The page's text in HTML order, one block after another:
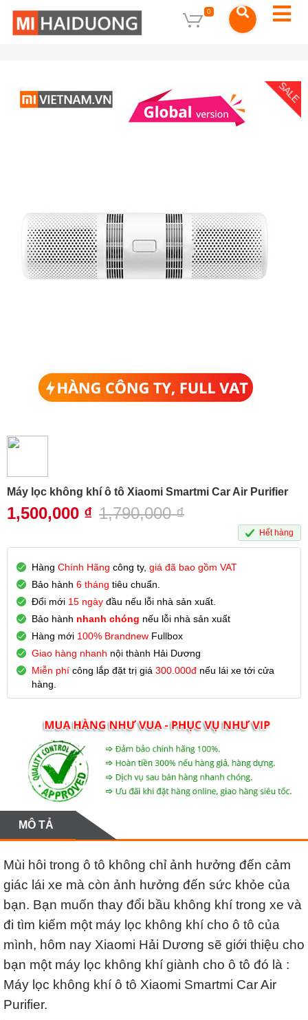
0
SALE
Máy lọc không khí ô tô Xiaomi Smartmi Car Air Purifier
1,500,000 ₫ 1,790,000₫
Hết hàng
Hàng Chính Hãng công ty, giá đã bao gồm VAT
Bảo hành 6 tháng tiêu chuẩn.
Đổi mới 15 ngày đầu nếu lỗi nhà sản xuất.
Bảo hành nhanh chóng nếu lỗi nhà sản xuất
Hàng mới 100% Brandnew Fullbox
Giao hàng nhanh nội thành Hải Dương
Miễn phí công lắp đặt trị giá 300.000đ nếu lái xe tới cửa
hàng.
MÔ TẢ
Mùi hôi trong ô tô không chỉ ảnh hưởng đến cảm
giác lái xe mà còn ảnh hưởng đến sức khỏe của
bạn. Bạn muốn thay đổi bầu không khí trong xe và
đi tìm kiếm một máy lọc không khí cho ô tô của
mình, hôm nay Xiaomi Hải Dương sẽ giới thiệu cho
bạn một máy lọc không khí giành cho ô tô đó là :
Máy lọc không khí ô tô Xiaomi Smartmi Car Air
Purifier.